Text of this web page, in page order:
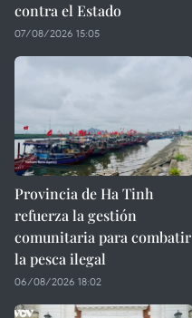
contra el Estado
07/08/2026 15:05
Provincia de Ha Tinh
refuerza la gestión
comunitaria para combatir
la pesca ilegal
06/08/2026 18:02